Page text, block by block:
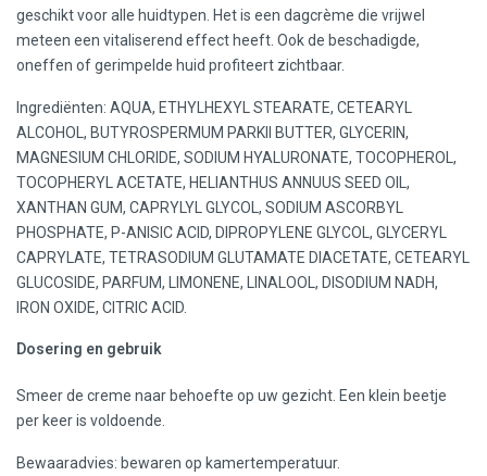
geschikt voor alle huidtypen. Het is een dagcrème die vrijwel
meteen een vitaliserend effect heeft. Ook de beschadigde,
oneffen of gerimpelde huid profiteert zichtbaar.
Ingrediënten: AQUA, ETHYLHEXYL STEARATE, CETEARYL
ALCOHOL, BUTYROSPERMUM PARKII BUTTER, GLYCERIN,
MAGNESIUM CHLORIDE, SODIUM HYALURONATE, TOCOPHEROL,
TOCOPHERYL ACETATE, HELIANTHUS ANNUUS SEED OIL,
XANTHAN GUM, CAPRYLYL GLYCOL, SODIUM ASCORBYL
PHOSPHATE, P-ANISIC ACID, DIPROPYLENE GLYCOL, GLYCERYL
CAPRYLATE, TETRASODIUM GLUTAMATE DIACETATE, CETEARYL
GLUCOSIDE, PARFUM, LIMONENE, LINALOOL, DISODIUM NADH,
IRON OXIDE, CITRIC ACID.
Dosering en gebruik
Smeer de creme naar behoefte op uw gezicht. Een klein beetje
per keer is voldoende.
Bewaaradvies: bewaren op kamertemperatuur.